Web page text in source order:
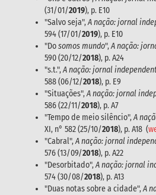
(31/01/2019), p. E10
"Salvo seja",A nação: jornal
594 (17/01/2019), p. E10
"Dosomos mundo",A nação:
590 (20/12/2018), p. A24
"s.t.",A nação: jornal
588 (06/12/2018), p. E9
"Situações",A nação: jornal
586 (22/11/2018), p. A7
"Tempo de meio silêncio",A
XI, n° 582 (25/10/2018), p. A18 (
"Cabral",A nação: jornal
576 (13/09/2018), p. A22
"Desorbitado",A nação: jornal
574 (30/08/2018), p. A13
"Duas notas sobre a cidade",A